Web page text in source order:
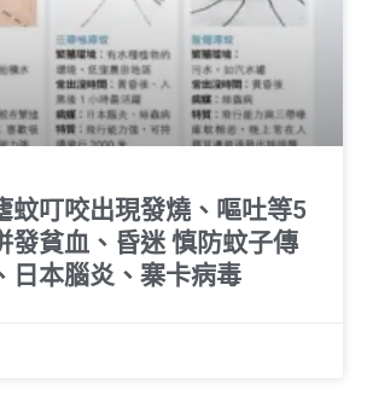
蚊叮咬出現發燒、嘔吐等5
發貧血、昏迷 慎防蚊子傳
日本腦炎、寨卡病毒